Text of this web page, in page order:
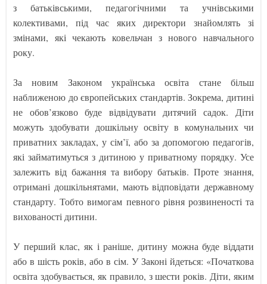
з батьківськими, педагогічними та учнівськими
колективами, під час яких директори знайомлять зі
змінами, які чекають ковельчан з нового навчального
року.
За новим Законом українська освіта стане більш
наближеною до європейських стандартів. Зокрема, дитині
не обов’язково буде відвідувати дитячий садок. Діти
можуть здобувати дошкільну освіту в комунальних чи
приватних закладах, у сім’ї, або за допомогою педагогів,
які займатимуться з дитиною у приватному порядку. Усе
залежить від бажання та вибору батьків. Проте знання,
отримані дошкільнятами, мають відповідати державному
стандарту. Тобто вимогам певного рівня розвиненості та
вихованості дитини.
У перший клас, як і раніше, дитину можна буде віддати
або в шість років, або в сім. У Законі йдеться: «Початкова
освіта здобувається, як правило, з шести років. Діти, яким